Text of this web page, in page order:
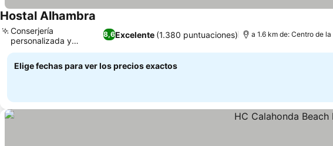
Hostal Alhambra
8,6Excelente (1.380 puntuaciones)
Conserjería
personalizada y
consejos locales
a 1.6 km de: Centro de
Elige fechas para ver los precios exactos